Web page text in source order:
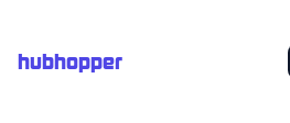
hubhopper